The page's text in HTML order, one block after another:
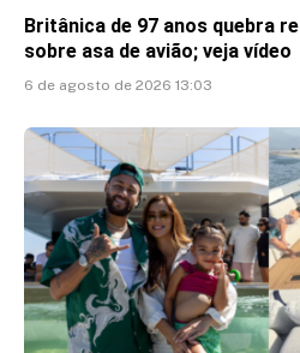
Britânica de 97 anos quebra
sobre asa de avião; veja vídeo
6 de agosto de 2026 13:03